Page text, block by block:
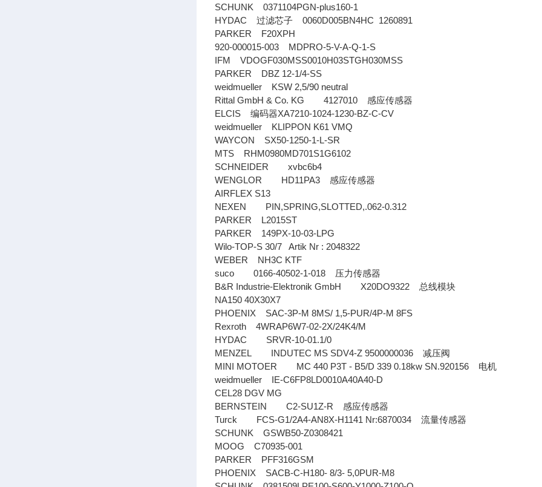
SCHUNK 0371104PGN-plus160-1
HYDAC过滤芯子 0060D005BN4HC 1260891
PARKER F20XPH
920-000015-003 MDPRO-5-V-A-Q-1-S
IFM VDOGF030MSS0010H03STGH030MSS
PARKER DBZ 12-1/4-SS
weidmueller KSW 2,5/90 neutral
Rittal GmbH & Co. KG 4127010感应传感器
ELCIS编码器XA7210-1024-1230-BZ-C-CV
weidmueller KLIPPON K61 VMQ
WAYCON SX50-1250-1-L-SR
MTS RHM0980MD701S1G6102
SCHNEIDER xvbc6b4
WENGLOR HD11PA3感应传感器
AIRFLEX S13
NEXEN PIN,SPRING,SLOTTED,.062-0.312
PARKER L2015ST
PARKER 149PX-10-03-LPG
Wilo-TOP-S 30/7 Artik Nr : 2048322
WEBER NH3C KTF
suco 0166-40502-1-018 压力传感器
B&R Industrie-Elektronik GmbH X20DO9322 总线模块
NA150 40X30X7
PHOENIX SAC-3P-M 8MS/ 1,5-PUR/4P-M 8FS
Rexroth 4WRAP6W7-02-2X/24K4/M
HYDAC SRVR-10-01.1/0
MENZEL INDUTEC MS SDV4-Z 9500000036减压阀
MINI MOTOER MC 440 P3T - B5/D 339 0.18kw SN.920156 电机
weidmueller IE-C6FP8LD0010A40A40-D
CEL28 DGV MG
BERNSTEIN C2-SU1Z-R感应传感器
Turck FCS-G1/2A4-AN8X-H1141 Nr:6870034流量传感器
SCHUNK GSWB50-Z0308421
MOOG C70935-001
PARKER PFF316GSM
PHOENIX SACB-C-H180- 8/3- 5,0PUR-M8